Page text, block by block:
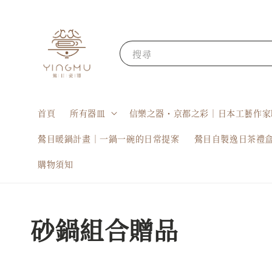
搜尋
首頁 所有器皿 信樂之器・京都之彩｜日本工藝作
鶯目暖鍋計畫｜一鍋一碗的日常提案 鶯目自製逸日茶禮
購物須知
砂鍋組合贈品